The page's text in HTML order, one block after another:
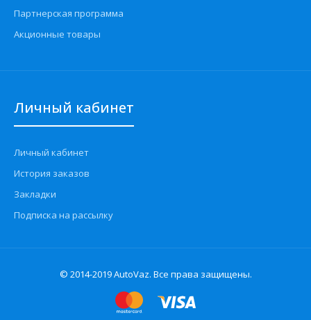
Партнерская программа
Акционные товары
Личный кабинет
Личный кабинет
История заказов
Закладки
Подписка на рассылку
© 2014-2019 AutoVaz. Все права защищены.